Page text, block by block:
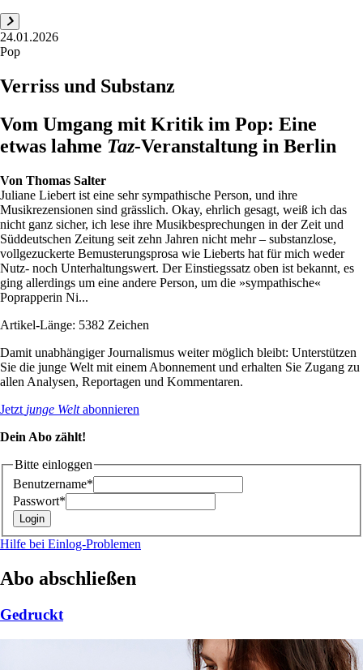
24.01.2026
Pop
Verriss und Substanz
Vom Umgang mit Kritik im Pop: Eine
etwas lahme Taz-Veranstaltung in Berlin
Von Thomas Salter
Juliane Liebert ist eine sehr sympathische Person, und ihre
Musikrezensionen sind grässlich. Okay, ehrlich gesagt, weiß ich das
nicht ganz sicher, ich lese ihre Musikbesprechungen in der Zeit und
Süddeutschen Zeitung seit zehn Jahren nicht mehr – substanzlose,
vollgezuckerte Bemusterungsprosa wie Lieberts hat für mich weder
Nutz- noch Unterhaltungswert. Der Einstiegssatz oben ist bekannt, es
ging allerdings um eine andere Person, um die »sympathische«
Poprapperin Ni...
Artikel-Länge: 5382 Zeichen
Damit unabhängiger Journalismus weiter möglich bleibt: Unterstützen
Sie die junge Welt mit einem Abonnement und erhalten Sie Zugang zu
allen Analysen, Reportagen und Kommentaren.
Jetzt junge Weltabonnieren
Dein Abo zählt!
Bitte einloggen
Benutzername*
Passwort*
Hilfe bei Einlog-Problemen
Abo abschließen
Gedruckt